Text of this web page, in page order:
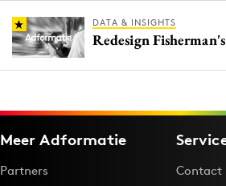
DATA & INSIGHTS
Redesign
Meer Adformatie
Partners
Contact